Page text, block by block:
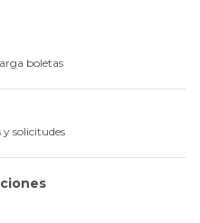
boletas
y solicitudes